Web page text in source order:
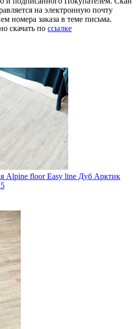
на электронную почту
номера заказа в теме письма.
скачать по ссылке
Alpine floor Easy line Дуб Арктик